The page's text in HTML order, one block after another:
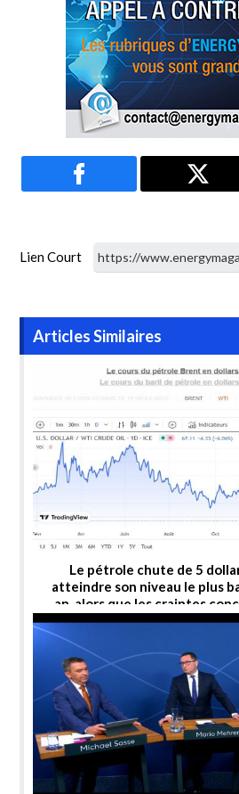
Lien Court
Articles Similaires
Le pétrole chute de 5
atteindre son niveau le plus
an, alors que les craintes
bancaire